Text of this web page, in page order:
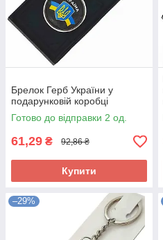
Брелок Герб України у
подарунковій коробці
Готово до відправки 2 од.
61,29 ₴ 92,86 ₴
Купити
–29%